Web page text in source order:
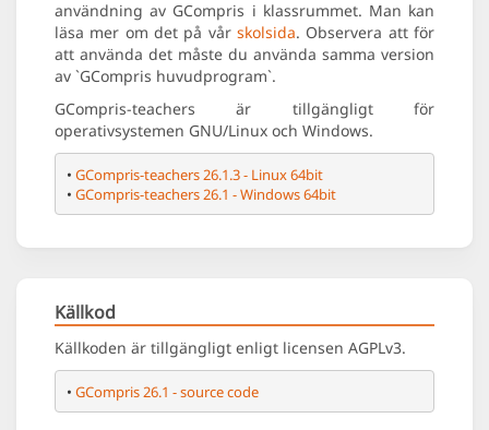
användning av GCompris i klassrummet. Man kan
läsa mer om det på vår skolsida. Observera att för
att använda det måste du använda samma version
av `GCompris huvudprogram`.
GCompris-teachers är tillgängligt för
operativsystemen GNU/Linux och Windows.
• GCompris-teachers 26.1.3 - Linux 64bit
• GCompris-teachers 26.1 - Windows 64bit
Källkod
Källkoden är tillgängligt enligt licensen AGPLv3.
• GCompris 26.1 - source code